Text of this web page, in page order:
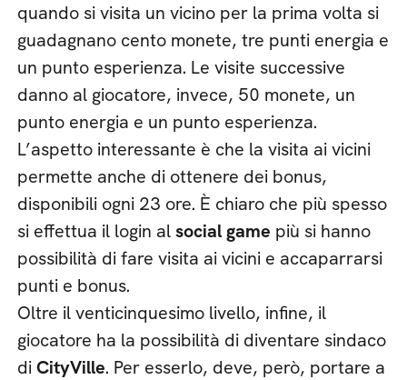
quando si visita un vicino per la prima volta si
guadagnano cento monete, tre punti energia e
un punto esperienza. Le visite successive
danno al giocatore, invece, 50 monete, un
punto energia e un punto esperienza.
L’aspetto interessante è che la visita ai vicini
permette anche di ottenere dei bonus,
disponibili ogni 23 ore. È chiaro che più spesso
si effettua il login alsocial game più si hanno
possibilità di fare visita ai vicini e accaparrarsi
punti e bonus.
Oltre il venticinquesimo livello, infine, il
giocatore ha la possibilità di diventare sindaco
diCityVille. Per esserlo, deve, però, portare a